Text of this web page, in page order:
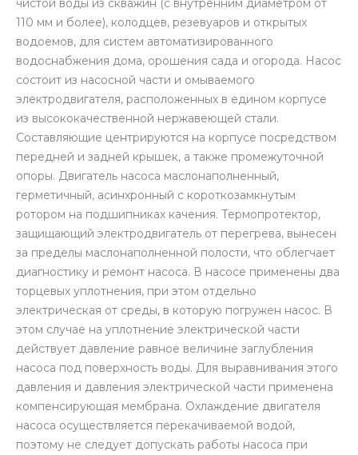
чистой воды из скважин (с внутренним диаметром от
110 мм и более), колодцев, резевуаров и открытых
водоемов, для систем автоматизированного
водоснабжения дома, орошения сада и огорода. Насос
состоит из насосной части и омываемого
электродвигателя, расположенных в едином корпусе
из высококачественной нержавеющей стали.
Составляющие центрируются на корпусе посредством
передней и задней крышек, а также промежуточной
опоры. Двигатель насоса маслонаполненный,
герметичный, асинхронный с короткозамкнутым
ротором на подшипниках качения. Термопротектор,
защищающий электродвигатель от перегрева, вынесен
за пределы маслонаполненной полости, что облегчает
диагностику и ремонт насоса. В насосе применены два
торцевых уплотнения, при этом отдельно
электрическая от среды, в которую погружен насос. В
этом случае на уплотнение электрической части
действует давление равное величине заглубления
насоса под поверхность воды. Для выравнивания этого
давления и давления электрической части применена
компенсирующая мембрана. Охлаждение двигателя
насоса осуществляется перекачиваемой водой,
поэтому не следует допускать работы насоса при